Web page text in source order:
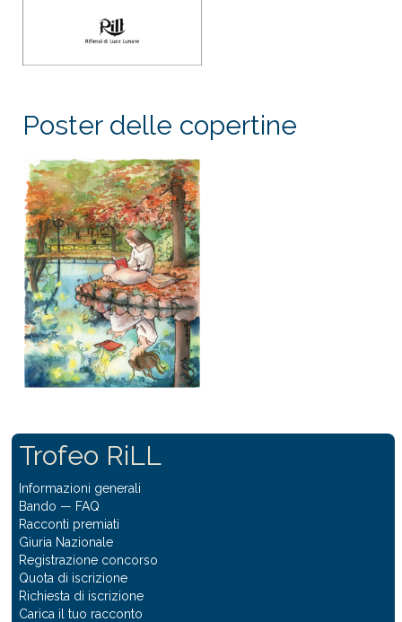
Poster delle copertine
Trofeo RiLL
Informazioni generali
Bando — FAQ
Racconti premiati
Giuria Nazionale
Registrazione concorso
Quota di iscrizione
Richiesta di iscrizione
Carica il tuo racconto